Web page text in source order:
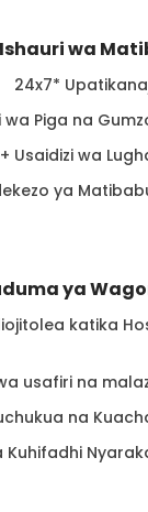
wa
24x7*
wa Piga na
Usaidizi wa
ya
ya
katika
usafiri na
na
Kuhifadhi